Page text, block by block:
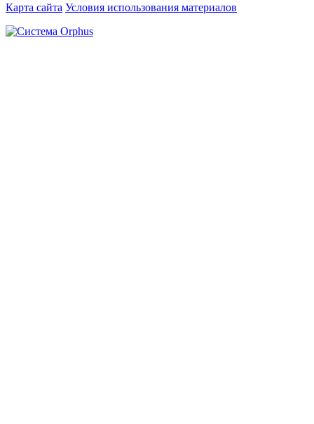
Карта сайта Условия использования материалов